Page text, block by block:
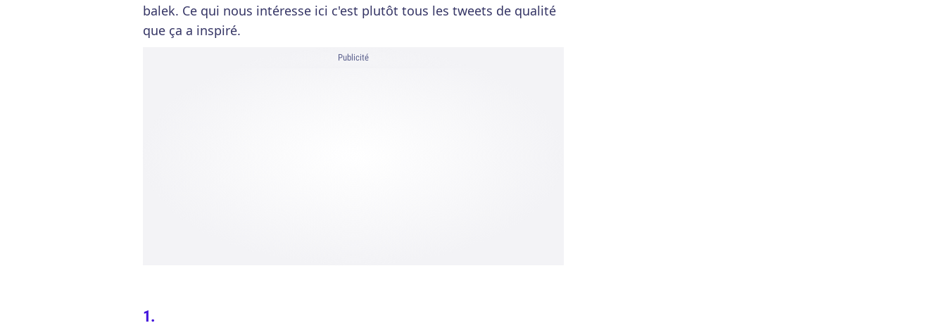
balek. Ce qui nous intéresse ici c'est plutôt tous les tweets de qualité
que ça a inspiré.
Publicité